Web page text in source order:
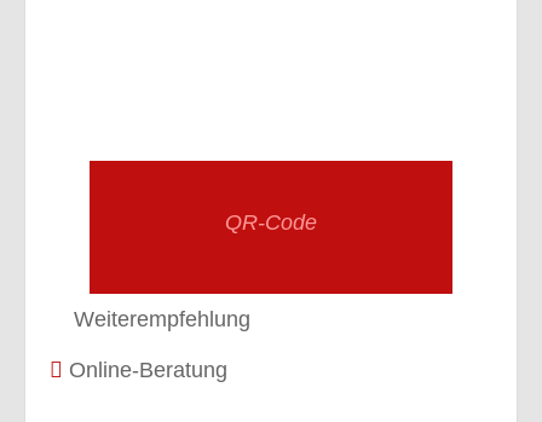
QR-Code
Weiterempfehlung
Online-Beratung